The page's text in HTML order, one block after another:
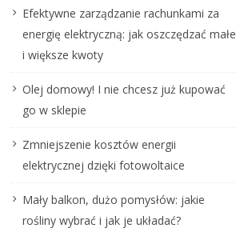
Efektywne zarządzanie rachunkami za
energię elektryczną: jak oszczędzać małe
i większe kwoty
Olej domowy! I nie chcesz już kupować
go w sklepie
Zmniejszenie kosztów energii
elektrycznej dzięki fotowoltaice
Mały balkon, dużo pomysłów: jakie
rośliny wybrać i jak je układać?